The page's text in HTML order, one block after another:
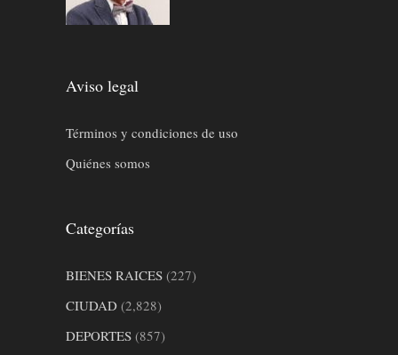
Aviso legal
Términos y condiciones de uso
Quiénes somos
Categorías
BIENES RAICES (227)
CIUDAD (2,828)
DEPORTES (857)